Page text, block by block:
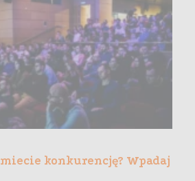
konkurencję? Wpadaj